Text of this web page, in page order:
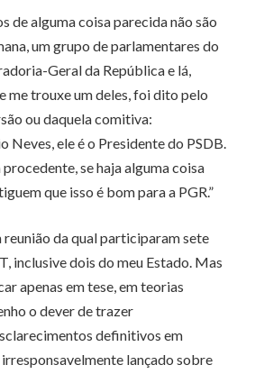
de alguma coisa parecida não são
um grupo de parlamentares do
Geral da República e lá,
me trouxe um deles, foi dito pelo
ou daquela comitiva:
Neves, ele é o Presidente do PSDB.
se haja alguma coisa
que isso é bom para a PGR.”
reunião da qual participaram sete
inclusive dois do meu Estado. Mas
apenas em tese, em teorias
o dever de trazer
definitivos em
lançado sobre